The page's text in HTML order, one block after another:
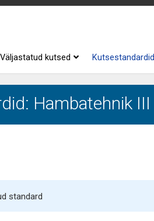
Väljastatud kutsed Kutsestandardid
Hambatehnik III
standard